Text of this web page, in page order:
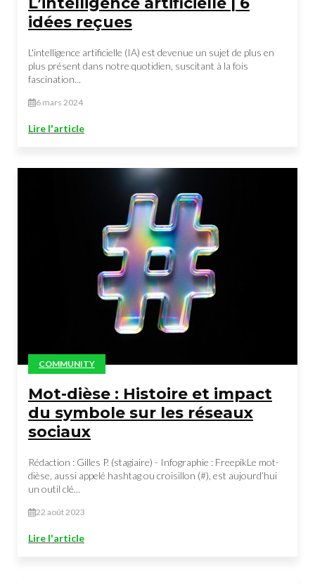
idées reçues
L'intelligence artificielle (IA) est devenue un sujet de plus en
plus présent dans notre quotidien, suscitant à la fois
fascination...
6 mars 2024
Lire l'article
COMMUNITY
Mot-dièse : Histoire et impact
du symbole sur les réseaux
sociaux
Rédaction : Gilles P. (stagiaire) - Infographie : FreepikLe mot-
dièse, aussi appelé hashtag ou croisillon (#), est aujourd’hui
un outil clé...
22 août 2023
Lire l'article